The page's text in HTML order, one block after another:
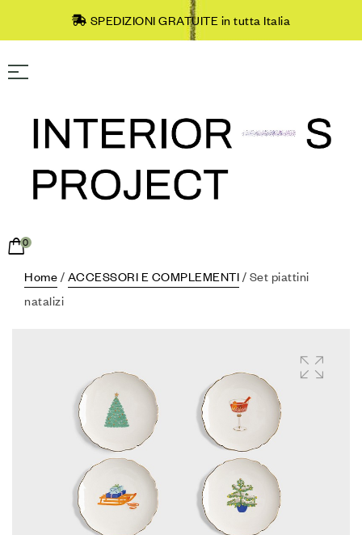
SPEDIZIONI GRATUITE in tutta Italia
0
Home / ACCESSORI E COMPLEMENTI / Set piattini
natalizi